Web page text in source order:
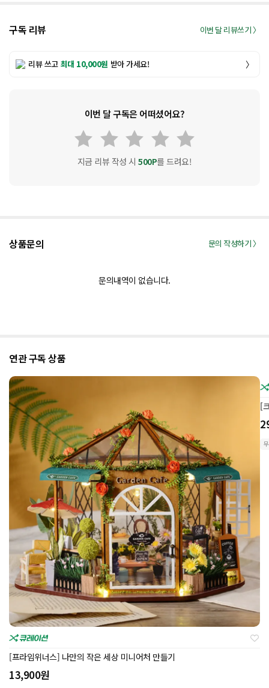
구독 리뷰 이번 달 리뷰쓰기 〉
리뷰 쓰고 최대 10,000원 받아 가세요! 〉
이번 달 구독은 어떠셨어요?
지금 리뷰 작성 시500P를 드려요!
상품문의 문의 작성하기 〉
문의내역이 없습니다.
연관 구독 상품
[프라임위너스] 나만의 작은 세상 미니어처 만들기
13,900원
[